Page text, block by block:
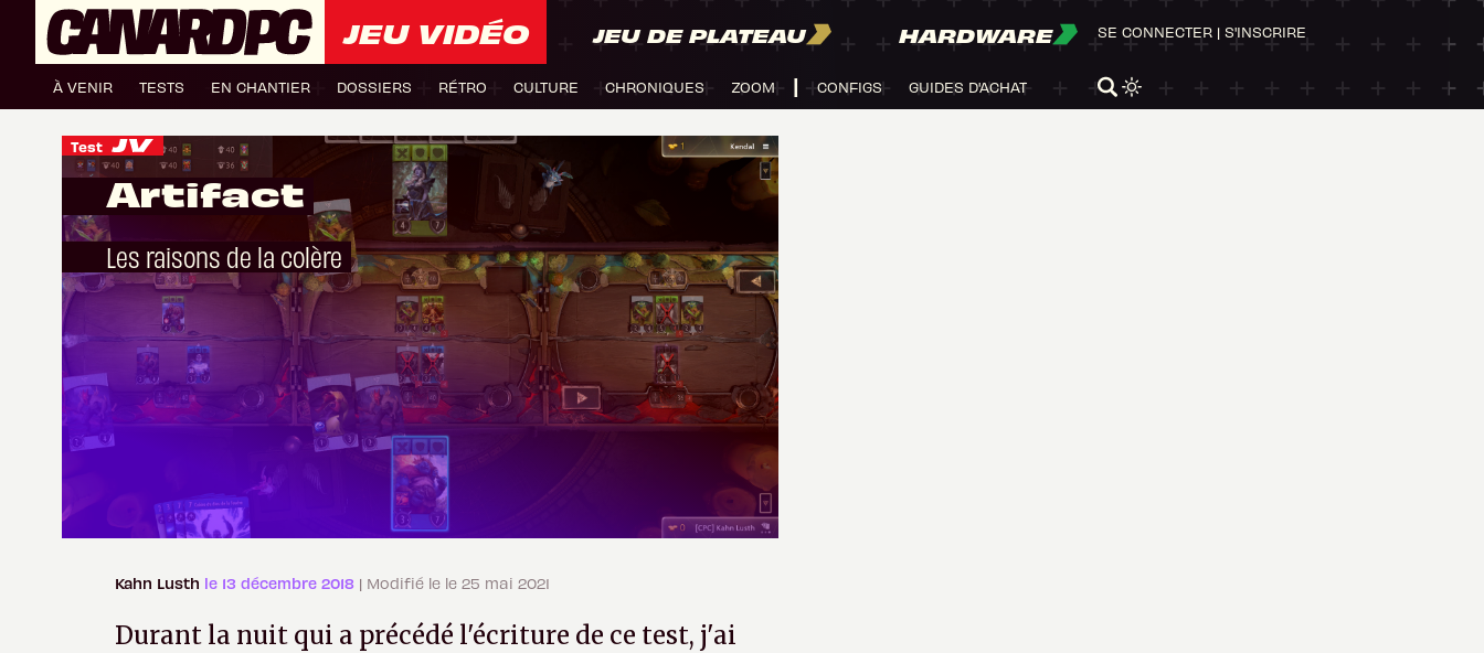
JEU VIDÉO JEU DE PLATEAU HARDWARE
À VENIR TESTS EN CHANTIER DOSSIERS RÉTRO CULTURE CHRONIQUES ZOOM CONFIGS GUIDES D'ACHAT
SE CONNECTER | S'INSCRIRE
Test
Artifact
Les raisons de la colère
Kahn Lusth le 13 décembre 2018 | Modifié le le 25 mai 2021
Durant la nuit qui a précédé l'écriture de ce test, j'ai